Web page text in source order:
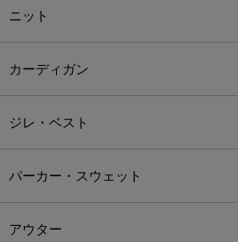
ニット
カーディガン
ジレ・ベスト
パーカー・スウェット
アウター